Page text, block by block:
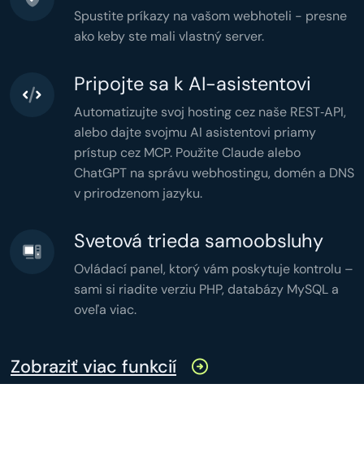
Spustite príkazy na vašom webhoteli - presne
ako keby ste mali vlastný server.
Pripojte sa k AI-asistentovi
Automatizujte svoj hosting cez naše REST‑API,
alebo dajte svojmu AI asistentovi priamy
prístup cez MCP. Použite Claude alebo
ChatGPT na správu webhostingu, domén a DNS
v prirodzenom jazyku.
Svetová trieda samoobsluhy
Ovládací panel, ktorý vám poskytuje kontrolu –
sami si riadite verziu PHP, databázy MySQL a
oveľa viac.
Zobraziť viac funkcií
'total' => count($users),
'active'
count
'months' => count $grouped
),
'memory' => memory_get_peak_usage(),
header('Cache-Control: no-store'
echo
json_encode($stats,